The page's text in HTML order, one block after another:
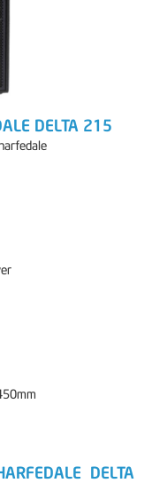
DELTA 215
DELTA